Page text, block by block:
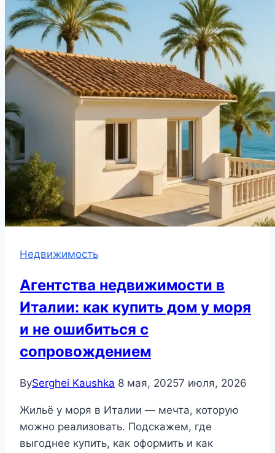
Недвижимость
Агентства недвижимости в
Италии: как купить дом у моря
и не ошибиться с
сопровождением
BySerghei Kaushka 8 мая, 20257 июля, 2026
Жильё у моря в Италии — мечта, которую
можно реализовать. Подскажем, где
выгоднее купить, как оформить и как